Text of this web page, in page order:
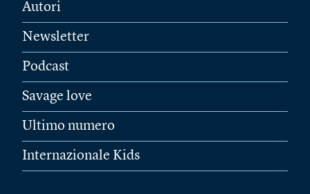
Autori
Newsletter
Podcast
Savage love
Ultimo numero
Internazionale Kids